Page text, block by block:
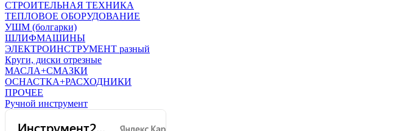
СТРОИТЕЛЬНАЯ ТЕХНИКА
ТЕПЛОВОЕ ОБОРУДОВАНИЕ
УШМ (болгарки)
ШЛИФМАШИНЫ
ЭЛЕКТРОИНСТРУМЕНТ разный
Круги, диски отрезные
МАСЛА+СМАЗКИ
ОСНАСТКА+РАСХОДНИКИ
ПРОЧЕЕ
Ручной инструмент